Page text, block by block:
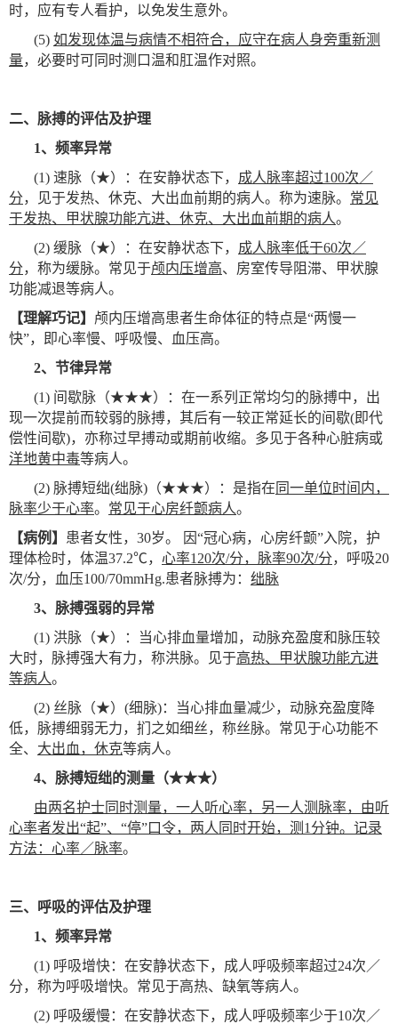
时，应有专人看护，以免发生意外。
(5) 如发现体温与病情不相符合，应守在病人身旁重新测
量，必要时可同时测口温和肛温作对照。
二、脉搏的评估及护理
1、频率异常
(1) 速脉（★）：在安静状态下， 成人脉率超过100次／
分，见于发热、休克、大出血前期的病人。称为速脉。 常见
于发热、甲状腺功能亢进、休克、大出血前期的病人。
(2) 缓脉（★）：在安静状态下， 成人脉率低于60次／
分，称为缓脉。常见于颅内压增高、房室传导阻滞、甲状腺
功能减退等病人。
【理解巧记】 颅内压增高患者生命体征的特点是“两慢一
快”，即心率慢、呼吸慢、血压高。
2、节律异常
(1) 间歇脉（★★★）：在一系列正常均匀的脉搏中，出
现一次提前而较弱的脉搏，其后有一较正常延长的间歇(即代
偿性间歇)，亦称过早搏动或期前收缩。多见于各种心脏病或
洋地黄中毒等病人。
(2) 脉搏短绌(绌脉)（★★★）：是指在 同一单位时间内，
脉率少于心率。 常见于心房纤颤病人。
【病例】
患者女性，30岁。 因“冠心病，心房纤颤”入院，护
理体检时，体温37.2℃， 心率120次/分，脉率90次/分，呼吸20
次/分，血压100/70mmHg.患者脉搏为： 绌脉
3、脉搏强弱的异常
(1) 洪脉（★）：当心排血量增加，动脉充盈度和脉压较
大时，脉搏强大有力，称洪脉。见于高热、甲状腺功能亢进
等病人。
(2) 丝脉（★）(细脉)：当心排血量减少，动脉充盈度降
低，脉搏细弱无力，扪之如细丝，称丝脉。常见于心功能不
全、 大出血，休克等病人。
4、脉搏短绌的测量（★★★）
由两名护士同时测量，一人听心率，另一人测脉率，由听
心率者发出“起”、“停”口令，两人同时开始，测1分钟。记录
方法：心率／脉率。
三、呼吸的评估及护理
1、频率异常
(1) 呼吸增快：在安静状态下，成人呼吸频率超过24次／
分，称为呼吸增快。常见于高热、缺氧等病人。
(2) 呼吸缓慢：在安静状态下，成人呼吸频率少于10次／